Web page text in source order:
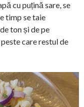
cu puțină sare, se
timp se taie
ton și de pe
care restul de